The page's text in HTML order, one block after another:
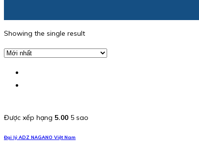
Showing the single result
Được xếp hạng 5.00 5 sao
Đại lý ADZ NAGANO Việt Nam